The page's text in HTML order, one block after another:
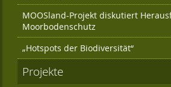
MOOSland-Projekt diskutiert
Moorbodenschutz
„Hotspots der Biodiversität“
Projekte